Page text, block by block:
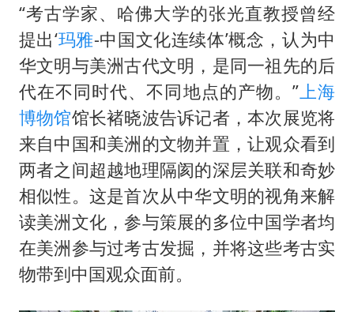
“考古学家、哈佛大学的张光直教授曾经
提出‘玛雅-中国文化连续体’概念，认为中
华文明与美洲古代文明，是同一祖先的后
代在不同时代、不同地点的产物。”上海
博物馆馆长褚晓波告诉记者，本次展览将
来自中国和美洲的文物并置，让观众看到
两者之间超越地理隔阂的深层关联和奇妙
相似性。这是首次从中华文明的视角来解
读美洲文化，参与策展的多位中国学者均
在美洲参与过考古发掘，并将这些考古实
物带到中国观众面前。